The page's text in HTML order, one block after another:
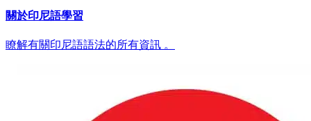
關於印尼語學習
瞭解有關印尼語語法的所有資訊 。